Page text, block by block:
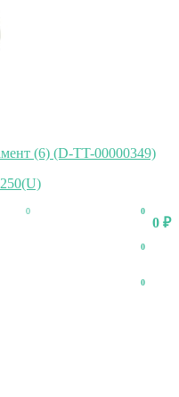
0
0 ₽
0
0
0
(6) (D-TT-00000349)